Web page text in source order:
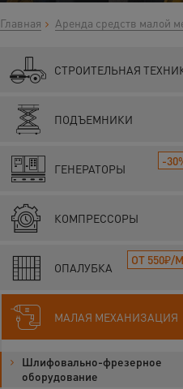
Главная Аренда средств малой
СТРОИТЕЛЬНАЯ
ПОДЪЕМНИКИ
ГЕНЕРАТОРЫ
-
КОМПРЕССОРЫ
ОПАЛУБКА
ОТ 550₽/
МАЛАЯ МЕХАНИЗАЦИЯ
Шлифовально-фрезерное
оборудование